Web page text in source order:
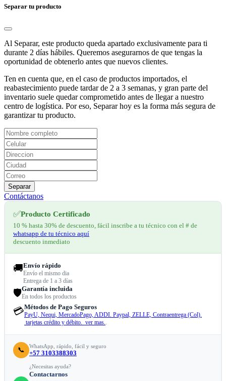
Separar tu producto
Al Separar, este producto queda apartado exclusivamente para ti
durante 2 días hábiles. Queremos asegurarnos de que tengas la
oportunidad de obtenerlo antes que nuevos clientes.
Ten en cuenta que, en el caso de productos importados, el
reabastecimiento puede tardar de 2 a 3 semanas, y gran parte del
inventario suele quedar comprometido antes de llegar a nuestro
centro de logística. Por eso, Separar hoy es la forma más segura de
garantizar tu producto.
Separar
Contáctanos
✅Producto Certificado
10 % hasta 30% de descuento, fácil inscribe a tu técnico con el # de
whatsapp de tu técnico aquí
descuento inmediato
🚚Envío rápido
Envío el mismo dia
Entrega de 1 a 3 días
🛡️Garantía incluida
En todos los productos
💳Métodos de Pago Seguros
PayU, Nequi, MercadoPago, ADDI. Paypal, ZELLE, Contraentrega (Col).
tarjetas crédito y débito. ver mas..
📞 WhatsApp, rápido, fácil y seguro
+57 3103388303
¿Necesitas ayuda?
Contactarnos